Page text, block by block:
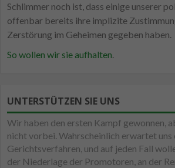
Schlimmer noch ist, dass einige unserer
offenbar bereits ihre implizite
Zerstörung im Geheimen gegeben haben.
So wollen wir sie aufhalten.
UNTERSTÜTZEN SIE UNS
Wir haben den ersten Kampf gewonnen,
nicht vorbei. Wahrscheinlich erwartet uns
Gerichtsverfahren, und auf jeden Fall
der Niederlage der Promotoren, an der